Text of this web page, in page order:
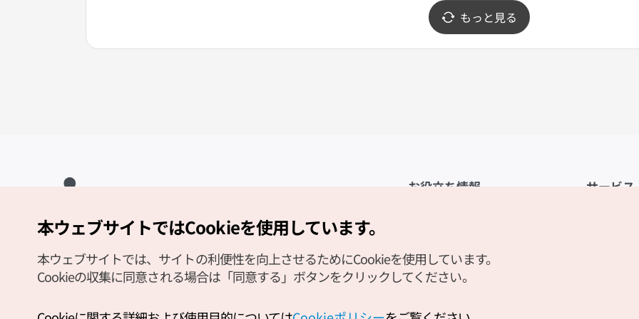
もっと見る
お役立ち情報
観光資料ダウンロード
デジタルブック／電子書籍
サービス
Copyright (c) Korea Tourism Organization All Rights Reserved.
サイトエラー報告
公式メール
本ウェブサイトではCookieを使用しています。
本ウェブサイトでは、サイトの利便性を向上させるためにCookieを使用しています。
Cookieの収集に同意される場合は「同意する」ボタンをクリックしてください。